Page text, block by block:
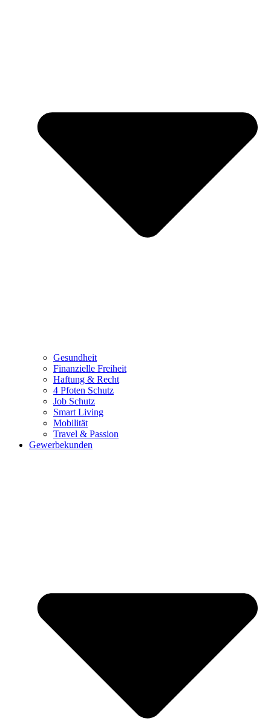
Gesundheit
Finanzielle Freiheit
Haftung & Recht
4 Pfoten Schutz
Job Schutz
Smart Living
Mobilität
Travel & Passion
Gewerbekunden